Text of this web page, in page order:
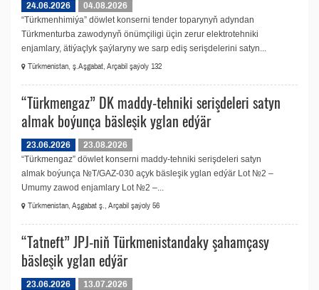
24.06.2026
04.08.2026
“Türkmenhimiýa” döwlet konserni tender toparynyň adyndan
Türkmenturba zawodynyň önümçiligi üçin zerur elektrоtehniki
enjamlary, ätiýaçlyk şaýlaryny we sarp ediş serişdelerini satyn...
Türkmenistan, ş.Aşgabat, Arçabil şaýoly 132
“Türkmengaz” DK maddy-tehniki serişdeleri satyn
almak boýunça bäsleşik yglan edýär
23.06.2026
23.08.2026
“Türkmengaz” döwlet konserni maddy-tehniki serişdeleri satyn
almak boýunça №T/GAZ-030 açyk bäsleşik yglan edýär Lot №2 –
Umumy zawod enjamlary Lot №2 –...
Türkmenistan, Aşgabat ş., Arçabil şaýoly 56
“Tatneft” JPJ-niň Türkmenistandaky şahamçasy
bäsleşik yglan edýär
23.06.2026
13.07.2026